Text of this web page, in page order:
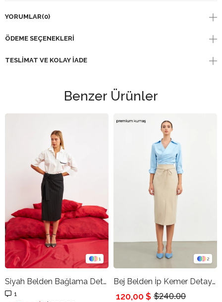
YORUMLAR(0)
ÖDEME SEÇENEKLERI
TESLIMAT VE KOLAY İADE
Benzer Ürünler
1
Siyah Belden Bağlama Detaylı Çizgili Midi Boy Etek
1
2
Bej Belden İp Kemer Detaylı Kalem Etek
$240.00
120,00 $